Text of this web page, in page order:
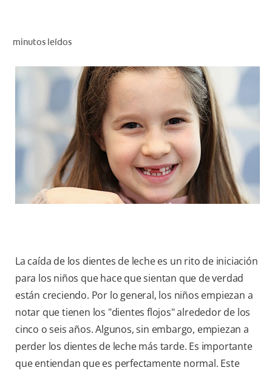
PROMOCIONES
PA (ES)
SUSCRÍBASE
minutos leídos
La caída de los dientes de leche es un rito de iniciación
para los niños que hace que sientan que de verdad
están creciendo. Por lo general, los niños empiezan a
notar que tienen los "dientes flojos" alrededor de los
cinco o seis años. Algunos, sin embargo, empiezan a
perder los dientes de leche más tarde. Es importante
que entiendan que es perfectamente normal. Este